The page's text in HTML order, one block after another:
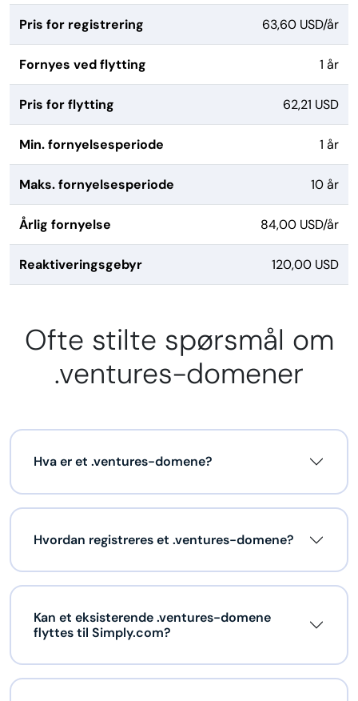
Pris for registrering 63,60 USD/år
Fornyes ved flytting 1 år
Pris for flytting 62,21 USD
Min. fornyelsesperiode 1 år
Maks. fornyelsesperiode 10 år
Årlig fornyelse 84,00 USD/år
Reaktiveringsgebyr 120,00 USD
Ofte stilte spørsmål om
.ventures-domener
Hva er et .ventures-domene?
Hvordan registreres et .ventures-domene?
Kan et eksisterende .ventures-domene
flyttes til Simply.com?